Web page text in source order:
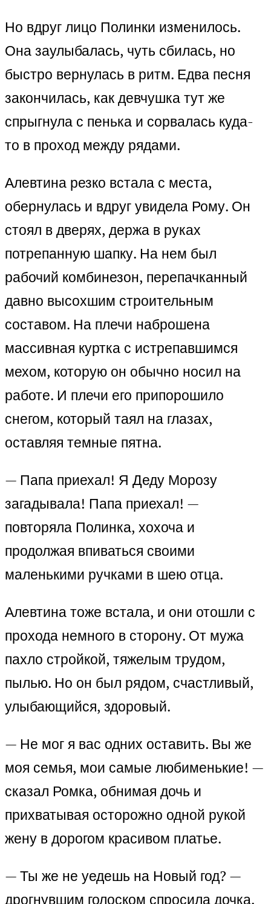
Но вдруг лицо Полинки изменилось.
Она заулыбалась, чуть сбилась, но
быстро вернулась в ритм. Едва песня
закончилась, как девчушка тут же
спрыгнула с пенька и сорвалась куда-
то в проход между рядами.
Алевтина резко встала с места,
обернулась и вдруг увидела Рому. Он
стоял в дверях, держа в руках
потрепанную шапку. На нем был
рабочий комбинезон, перепачканный
давно высохшим строительным
составом. На плечи наброшена
массивная куртка с истрепавшимся
мехом, которую он обычно носил на
работе. И плечи его припорошило
снегом, который таял на глазах,
оставляя темные пятна.
— Папа приехал! Я Деду Морозу
загадывала! Папа приехал! —
повторяла Полинка, хохоча и
продолжая впиваться своими
маленькими ручками в шею отца.
Алевтина тоже встала, и они отошли с
прохода немного в сторону. От мужа
пахло стройкой, тяжелым трудом,
пылью. Но он был рядом, счастливый,
улыбающийся, здоровый.
— Не мог я вас одних оставить. Вы же
моя семья, мои самые любименькие! —
сказал Ромка, обнимая дочь и
прихватывая осторожно одной рукой
жену в дорогом красивом платье.
— Ты же не уедешь на Новый год? —
дрогнувшим голоском спросила дочка.